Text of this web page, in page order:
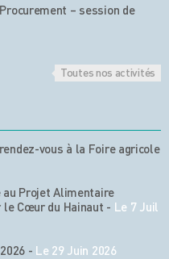
– session de
Toutes nos activités
vous à la Foire agricole
Projet Alimentaire
Cœur du Hainaut - Le 7 Juil
- Le 29 Juin 2026